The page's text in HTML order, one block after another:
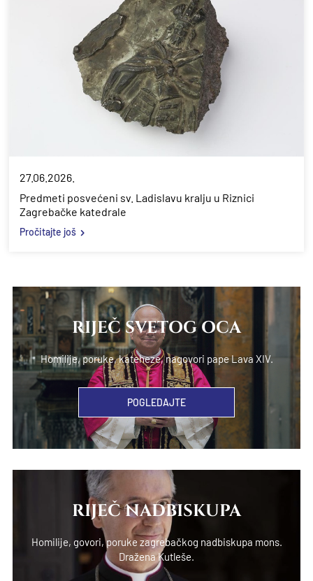
27.06.2026.
Predmeti posvećeni sv. Ladislavu kralju u Riznici
Zagrebačke katedrale
Pročitajte još
RIJEČ SVETOG OCA
Homilije, poruke, kateheze, nagovori pape Lava XIV.
POGLEDAJTE
RIJEČ NADBISKUPA
Homilije, govori, poruke zagrebačkog nadbiskupa mons.
Dražena Kutleše.